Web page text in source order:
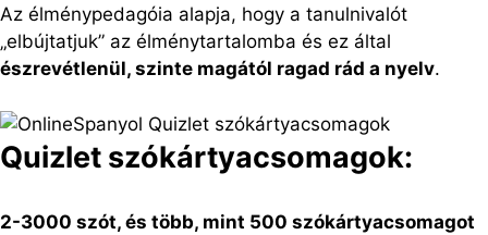
Az élménypedagóia alapja, hogy a tanulnivalót
„elbújtatjuk” az élménytartalomba és ez által
észrevétlenül, szinte magától ragad rád a nyelv.
Quizlet szókártyacsomagok:
2-3000 szót, és több, mint 500 szókártyacsomagot